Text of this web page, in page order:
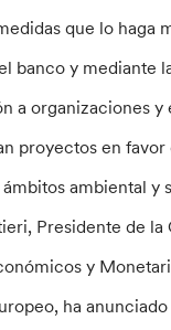
que lo haga
banco y mediante
a organizaciones y
proyectos en favor
ambiental y
Presidente de la
y
ha anunciado